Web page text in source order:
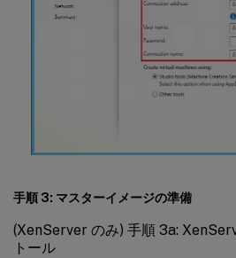
手順 3: マスターイメージの準備
(XenServer のみ) 手順 3a:
トール